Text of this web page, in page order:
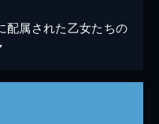
配属された乙女たちの